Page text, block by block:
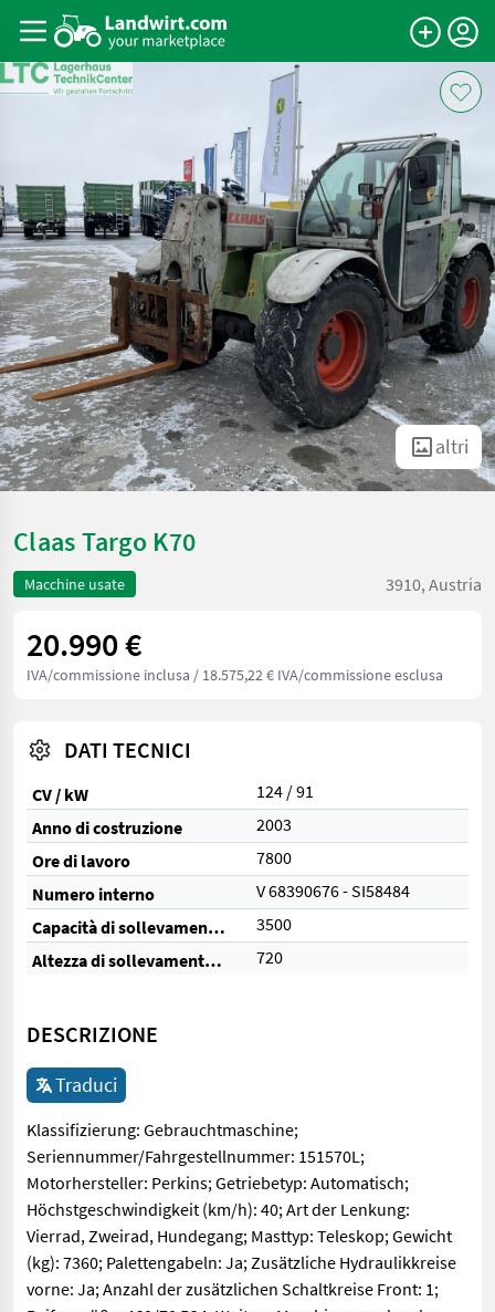
altri
Claas Targo K70
Macchine usate 3910, Austria
20.990 €
IVA/commissione inclusa / 18.575,22 € IVA/commissione esclusa
DATI TECNICI
CV / kW
124 / 91
Anno di costruzione
2003
Ore di lavoro
7800
Numero interno
V 68390676 - SI58484
Capacità di sollevamento (kg)
3500
Altezza di sollevamento (cm)
720
DESCRIZIONE
Traduci
Klassifizierung: Gebrauchtmaschine;
Seriennummer/Fahrgestellnummer: 151570L;
Motorhersteller: Perkins; Getriebetyp: Automatisch;
Höchstgeschwindigkeit (km/h): 40; Art der Lenkung:
Vierrad, Zweirad, Hundegang; Masttyp: Teleskop; Gewicht
(kg): 7360; Palettengabeln: Ja; Zusätzliche Hydraulikkreise
vorne: Ja; Anzahl der zusätzlichen Schaltkreise Front: 1;